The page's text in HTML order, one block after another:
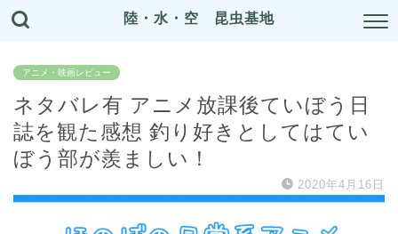
陸・水・空 昆虫基地
アニメ・映画レビュー
ネタバレ有 アニメ放課後ていぼう日
誌を観た感想 釣り好きとしてはてい
ぼう部が羨ましい！
2020年4月16日